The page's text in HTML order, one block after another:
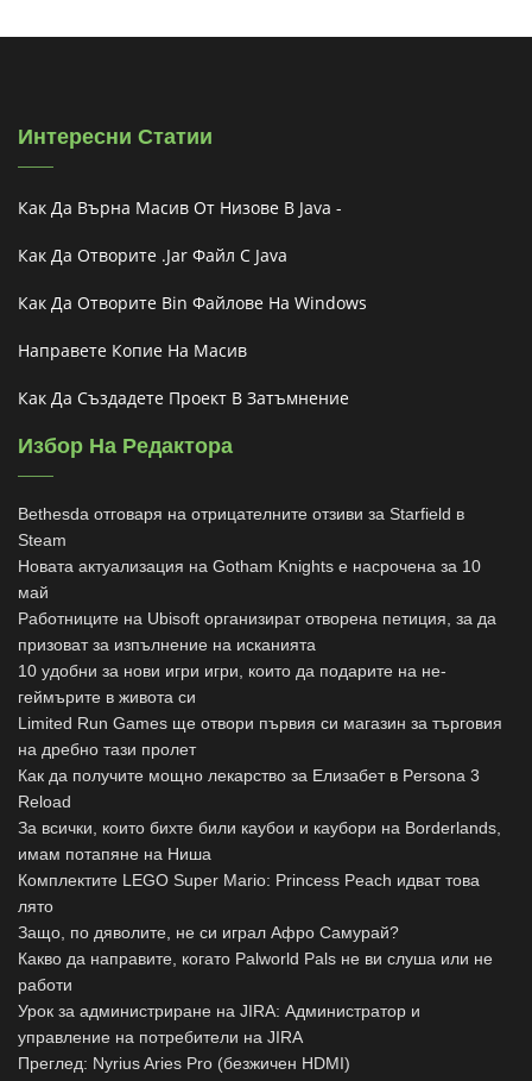
Интересни Статии
Как Да Върна Масив От Низове В Java -
Как Да Отворите .jar Файл С Java
Как Да Отворите Bin Файлове На Windows
Направете Копие На Масив
Как Да Създадете Проект В Затъмнение
Избор На Редактора
Bethesda отговаря на отрицателните отзиви за Starfield в
Steam
Новата актуализация на Gotham Knights е насрочена за 10
май
Работниците на Ubisoft организират отворена петиция, за да
призоват за изпълнение на исканията
10 удобни за нови игри игри, които да подарите на не-
геймърите в живота си
Limited Run Games ще отвори първия си магазин за търговия
на дребно тази пролет
Как да получите мощно лекарство за Елизабет в Persona 3
Reload
За всички, които бихте били каубои и каубори на Borderlands,
имам потапяне на Ниша
Комплектите LEGO Super Mario: Princess Peach идват това
лято
Защо, по дяволите, не си играл Афро Самурай?
Какво да направите, когато Palworld Pals не ви слуша или не
работи
Урок за администриране на JIRA: Администратор и
управление на потребители на JIRA
Преглед: Nyrius Aries Pro (безжичен HDMI)